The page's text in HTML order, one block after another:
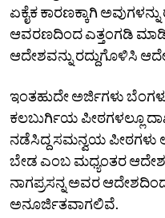
ಏಕೈಕ ಕಾರಣಕ್ಕಾಗಿ
ಆವರಣದಿಂದ ಎತ್ತಂಗಡಿ
ಆದೇಶವನ್ನು ರದ್ದುಗೊಳಿಸಿ
ಇಂತಹುದೇ ಅರ್ಜಿಗಳು
ಕಲಬುರ್ಗಿಯ ಪೀಠಗಳಲ್ಲೂ
ನಡೆಸಿದ್ದ ಸಮನ್ವಯ ಪೀಠಗಳು
ಬೇಡ ಎಂಬ ಮಧ್ಯಂತರ ಆದೇಶ
ನಾಗಪ್ರಸನ್ನ ಅವರ
ಅನೂರ್ಜಿತವಾಗಲಿವೆ.